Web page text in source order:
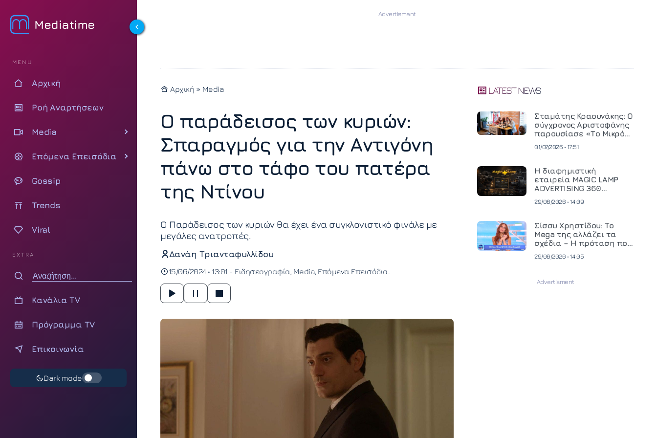
Mediatime
MENU
Αρχική
Ροή Αναρτήσεων
Media
Επόμενα Επεισόδια
Gossip
Trends
Viral
EXTRA
Κανάλια TV
Πρόγραμμα TV
Επικοινωνία
Dark mode
Αρχική » Media
Ο παράδεισος των κυριών:
Σπαραγμός για την Αντιγόνη
πάνω στο τάφο του πατέρα
της Ντίνου
Ο Παράδεισος των κυριών θα έχει ένα συγκλονιστικό φινάλε με
μεγάλες ανατροπές.
Δανάη Τριανταφυλλίδου
15/06/2024 • 13:01 - Ειδησεογραφία Media Επόμενα Επεισόδια
LATEST NEWS
Σταμάτης Κραουνάκης: Ο
σύγχρονος Αριστοφάνης
παρουσίασε «Το Μικρό
01/07/2026 • 17:51
Η διαφημιστική
εταιρεία MAGIC LAMP
ADVERTISING 360
κινηματογραφική
και ανεβάζει τον πήχη
στην παραγωγή
οπτικοακουστικού
περιεχομένου
29/06/2026 • 14:09
Σίσσυ Χρηστίδου: Το
Mega της αλλάζει τα
σχέδια – Η πρόταση που
29/06/2026 • 14:05